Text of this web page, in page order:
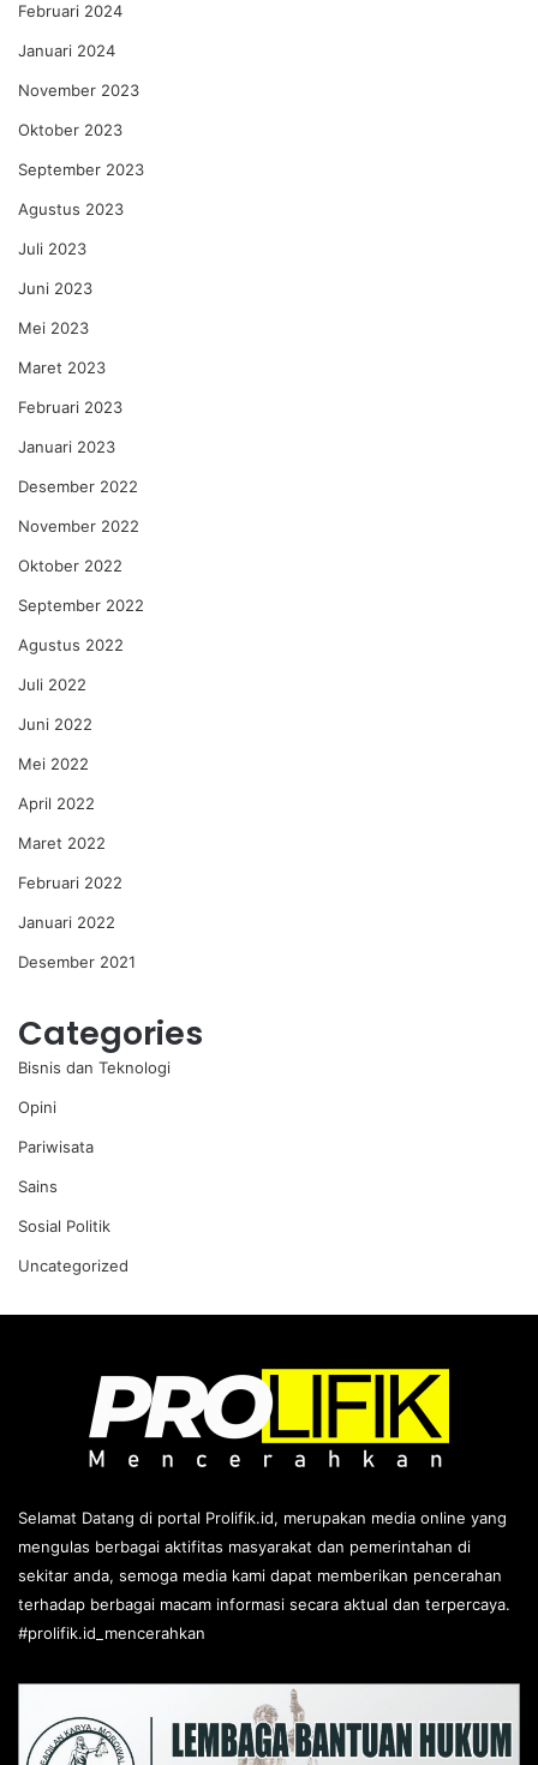
Februari 2024
Januari 2024
November 2023
Oktober 2023
September 2023
Agustus 2023
Juli 2023
Juni 2023
Mei 2023
Maret 2023
Februari 2023
Januari 2023
Desember 2022
November 2022
Oktober 2022
September 2022
Agustus 2022
Juli 2022
Juni 2022
Mei 2022
April 2022
Maret 2022
Februari 2022
Januari 2022
Desember 2021
Categories
Bisnis dan Teknologi
Opini
Pariwisata
Sains
Sosial Politik
Uncategorized
Selamat Datang di portal Prolifik.id, merupakan media online yang
mengulas berbagai aktifitas masyarakat dan pemerintahan di
sekitar anda, semoga media kami dapat memberikan pencerahan
terhadap berbagai macam informasi secara aktual dan terpercaya.
#prolifik.id_mencerahkan